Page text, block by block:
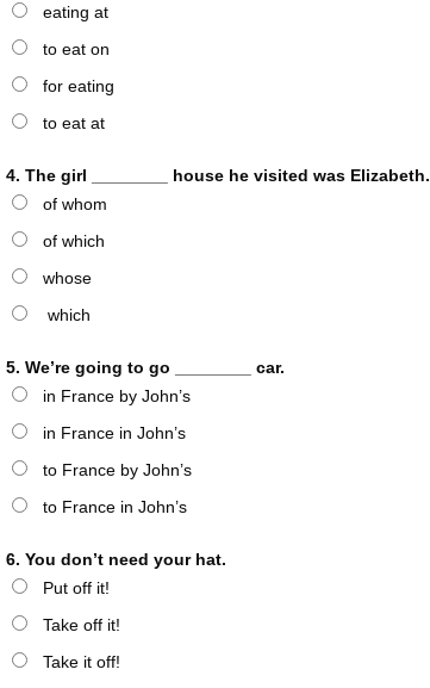
eating at
to eat on
for eating
to eat at
4. The girl ________ house he visited was Elizabeth.
of whom
of which
whose
which
5. We’re going to go ________ car.
in France by John’s
in France in John’s
to France by John’s
to France in John’s
6. You don’t need your hat.
Put off it!
Take off it!
Take it off!